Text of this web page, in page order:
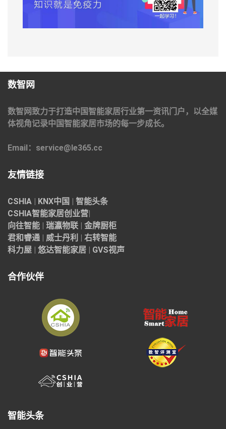
数智网
数智网致力于打造中国智能家居行业第一资讯门户，以全媒
体视角记录中国智能家居市场的每一步成长。
Email：service@le365.cc
友情链接
CSHIA KNX中国
智能头条
CSHIA智能家居创业营
向往智能
瑞瀛物联
金牌厨柜
君和睿通
威士丹利
右转智能
科力屋
悠达智能家居 GVS视声
合作伙伴
智能头条